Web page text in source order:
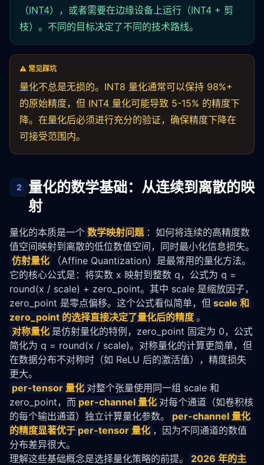
（INT4），或者需要在边缘设备上运行（INT4 + 剪
枝）。不同的目标决定了不同的技术路线。
⚠️ 常见踩坑
量化不总是无损的。INT8 量化通常可以保持 98%+
的原始精度，但 INT4 量化可能导致 5-15% 的精度下
降。在量化后必须进行充分的验证，确保精度下降在
可接受范围内。
2
量化的数学基础：从连续到离散的映
射
量化的本质是一个 数学映射问题 ：如何将连续的高精度数
值空间映射到离散的低位数值空间，同时最小化信息损失。
仿射量化 （Affine Quantization）是最常用的量化方法。
它的核心公式是：将实数 x 映射到整数 q，公式为 q =
round(x / scale) + zero_point。其中 scale 是缩放因子，
zero_point 是零点偏移。这个公式看似简单，但 scale 和
zero_point 的选择直接决定了量化后的精度 。
对称量化 是仿射量化的特例，zero_point 固定为 0，公式
简化为 q = round(x / scale)。对称量化的计算更简单，但
在数据分布不对称时（如 ReLU 后的激活值），精度损失
更大。
per-tensor 量化 对整个张量使用同一组 scale 和
zero_point，而 per-channel 量化 对每个通道（如卷积核
的每个输出通道）独立计算量化参数。 per-channel 量化
的精度显著优于 per-tensor 量化 ，因为不同通道的数值
分布差异很大。
理解这些基础概念是选择量化策略的前提。
2026 年的主